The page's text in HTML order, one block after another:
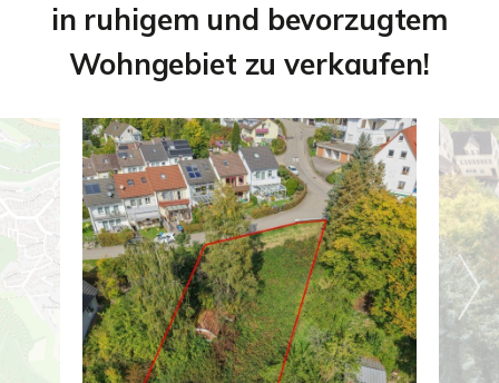
in ruhigem und bevorzugtem
Wohngebiet zu verkaufen!